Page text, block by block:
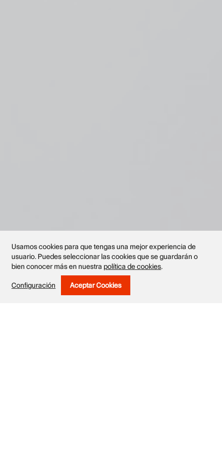
Obras
Usamos cookies para que tengas una mejor experiencia de
usuario. Puedes seleccionar las cookies que se guardarán o
bien conocer más en nuestra política de cookies.
Configuración Aceptar Cookies